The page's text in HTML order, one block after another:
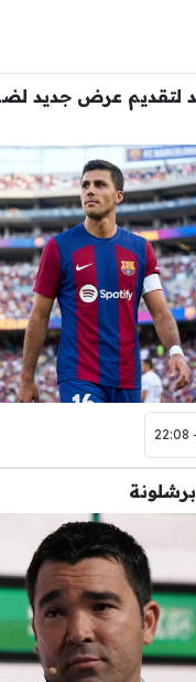
لتقديم عرض جديد